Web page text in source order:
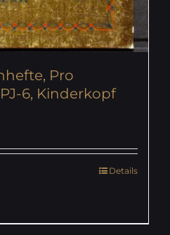
Pro
6, Kinderkopf
Details